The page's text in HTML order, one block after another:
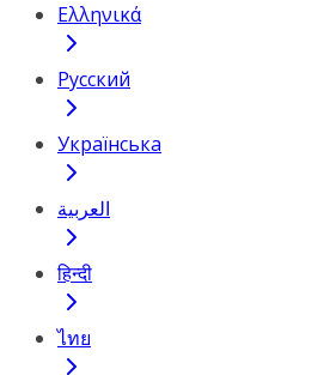
Ελληνικά
Русский
Українська
العربية
हिन्दी
ไทย